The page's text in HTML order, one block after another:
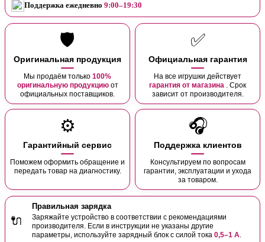
Поддержка ежедневно 9:00–19:30
🛡️
Оригинальная продукция
Мы продаём только 100%
оригинальную продукцию от
официальных поставщиков.
✅
Официальная гарантия
На все игрушки действует
гарантия от магазина
. Срок
зависит от производителя.
⚙️
Гарантийный сервис
Поможем оформить обращение и
передать товар на диагностику.
🎧
Поддержка клиентов
Консультируем по вопросам
гарантии, эксплуатации и ухода
за товаром.
🔌
Правильная зарядка
Заряжайте устройство в соответствии с рекомендациями
производителя. Если в инструкции не указаны другие
параметры, используйте зарядный блок с силой тока 0,5–1 А